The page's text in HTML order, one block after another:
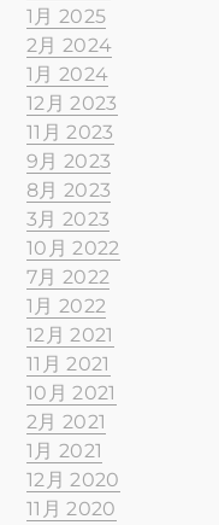
1月 2025
2月 2024
1月 2024
12月 2023
11月 2023
9月 2023
8月 2023
3月 2023
10月 2022
7月 2022
1月 2022
12月 2021
11月 2021
10月 2021
2月 2021
1月 2021
12月 2020
11月 2020